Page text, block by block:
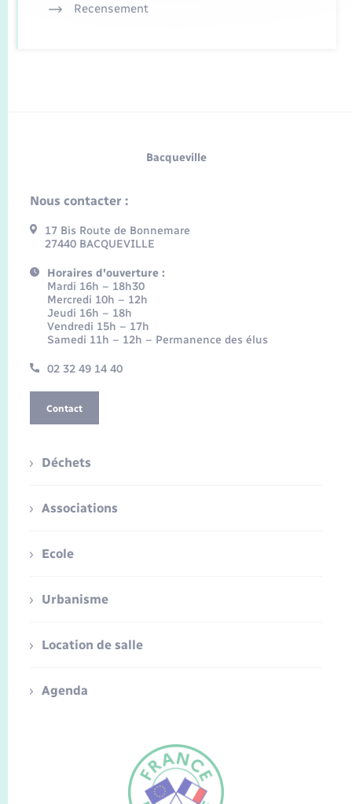
Recensement
Bacqueville
Nous contacter :
17 Bis Route de Bonnemare
27440 BACQUEVILLE
Horaires d'ouverture :
Mardi 16h – 18h30
Mercredi 10h – 12h
Jeudi 16h – 18h
Vendredi 15h – 17h
Samedi 11h – 12h – Permanence des élus
02 32 49 14 40
Contact
Déchets
Associations
Ecole
Urbanisme
Location de salle
Agenda